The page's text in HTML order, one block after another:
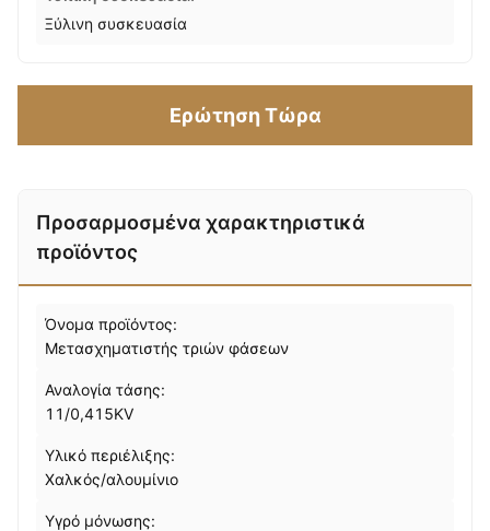
Ξύλινη συσκευασία
Ερώτηση Τώρα
Προσαρμοσμένα χαρακτηριστικά
προϊόντος
Όνομα προϊόντος:
Μετασχηματιστής τριών φάσεων
Αναλογία τάσης:
11/0,415KV
Υλικό περιέλιξης:
Χαλκός/αλουμίνιο
Υγρό μόνωσης: